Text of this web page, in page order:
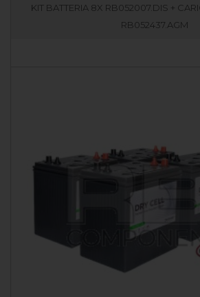
KIT BATTERIA 8X RB052007.DIS +
RB052437.AGM